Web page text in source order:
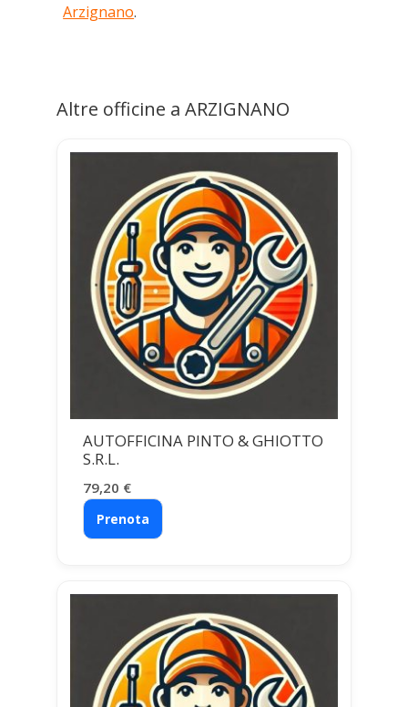
Arzignano.
Altre officine a ARZIGNANO
AUTOFFICINA PINTO & GHIOTTO
S.R.L.
79,20 €
Prenota